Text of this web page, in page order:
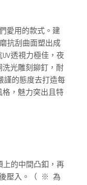
愛用的款式。建
抗刮曲面塑出成
透視力極佳，夜
洗光雕刻鉚釘，耐
謹的態度去打造每
，魅力突出且特
的中間凸釦，再
後壓入。（ ※ 為